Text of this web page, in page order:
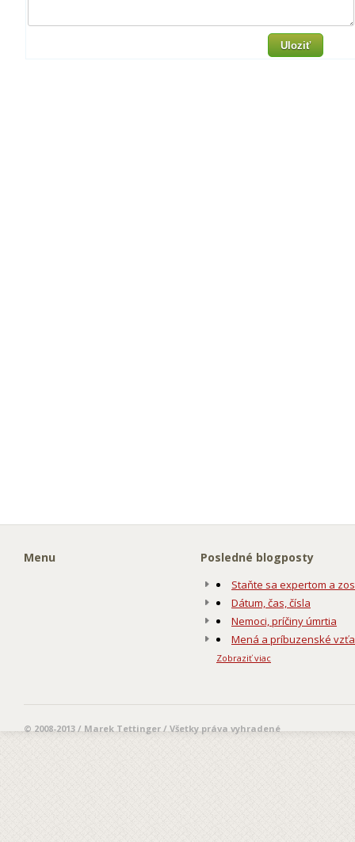
Uloziť
Menu Posledné blogposty
Staňte sa expertom a
Dátum, čas, čísla
Nemoci, príčiny úmrtia
Mená a príbuzenské
Zobraziť viac
© 2008-2013 / Marek Tettinger / Všetky práva vyhradené